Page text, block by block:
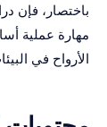
باختصار، فإن
مهارة عملية
الأرواح في